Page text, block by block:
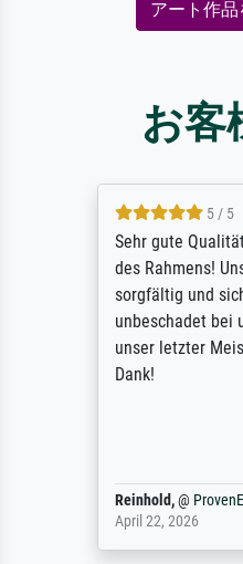
アート作
お客
5 / 5
Sehr gute Qualität
des Rahmens!
sorgfältig und
unbeschadet bei
unser letzter
Dank!
Reinhold,@
April 22, 2026